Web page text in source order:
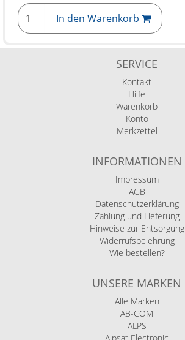
In den Warenkorb
SERVICE
Kontakt
Hilfe
Warenkorb
Konto
Merkzettel
INFORMATIONEN
Impressum
AGB
Datenschutzerklärung
Zahlung und Lieferung
Hinweise zur Entsorgung
Widerrufsbelehrung
Wie bestellen?
UNSERE MARKEN
Alle Marken
AB-COM
ALPS